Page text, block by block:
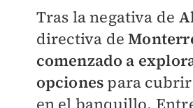
Tras la negativa de
directiva de
comenzado a
opciones para
en el banquillo.